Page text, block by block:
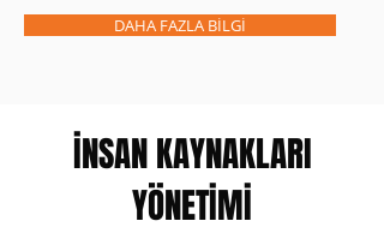
DAHA FAZLA BİLGİ
İNSAN KAYNAKLARI
YÖNETİMİ